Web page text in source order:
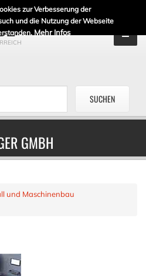
zur Verbesserung der
und die Nutzung der Webseite
Mehr Infos
GMBH
und Maschinenbau